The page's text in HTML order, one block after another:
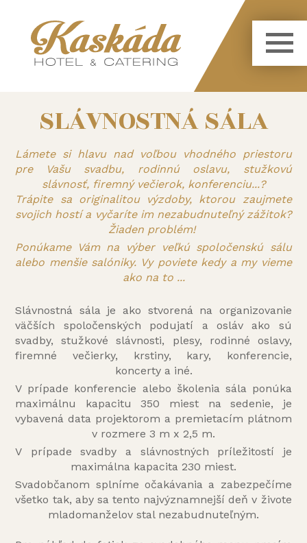
SLÁVNOSTNÁ SÁLA
Lámete si hlavu nad voľbou vhodného priestoru
pre Vašu svadbu, rodinnú oslavu, stužkovú
slávnosť, firemný večierok, konferenciu...?
Trápite sa originalitou výzdoby, ktorou zaujmete
svojich hostí a vyčaríte im nezabudnuteľný zážitok?
Žiaden problém!
Ponúkame Vám na výber veľkú spoločenskú sálu
alebo menšie salóniky. Vy poviete kedy a my vieme
ako na to ...
Slávnostná sála je ako stvorená na organizovanie
väčších spoločenských podujatí a osláv ako sú
svadby, stužkové slávnosti, plesy, rodinné oslavy,
firemné večierky, krstiny, kary, konferencie,
koncerty a iné.
V prípade konferencie alebo školenia sála ponúka
maximálnu kapacitu 350 miest na sedenie, je
vybavená data projektorom a premietacím plátnom
v rozmere 3 m x 2,5 m.
V prípade svadby a slávnostných príležitostí je
maximálna kapacita 230 miest.
Svadobčanom splníme očakávania a zabezpečíme
všetko tak, aby sa tento najvýznamnejší deň v živote
mladomanželov stal nezabudnuteľným.